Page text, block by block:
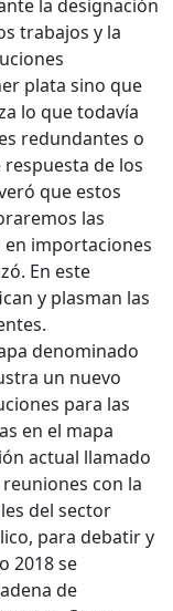
la designación
trabajos y la
plata sino que
lo que todavía
redundantes o
de los
que estos
las
importaciones
En este
y plasman las
denominado
un nuevo
para las
en el mapa
actual llamado
reuniones con la
del sector
para debatir y
2018 se
de